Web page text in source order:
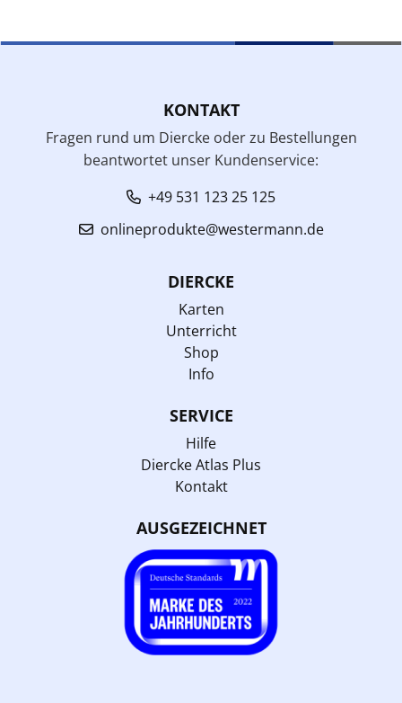
KONTAKT
Fragen rund um Diercke oder zu Bestellungen
beantwortet unser Kundenservice:
+49 531 123 25 125
onlineprodukte@westermann.de
DIERCKE
Karten
Unterricht
Shop
Info
SERVICE
Hilfe
Diercke Atlas Plus
Kontakt
AUSGEZEICHNET